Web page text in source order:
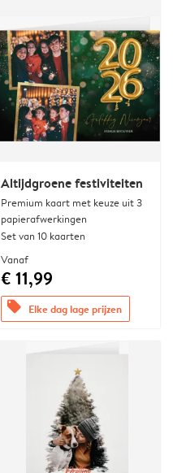
Altijdgroene festiviteiten
Premium kaart met keuze uit 3
papierafwerkingen
Set van 10 kaarten
Vanaf
€ 11,99
offers Elke dag lage prijzen